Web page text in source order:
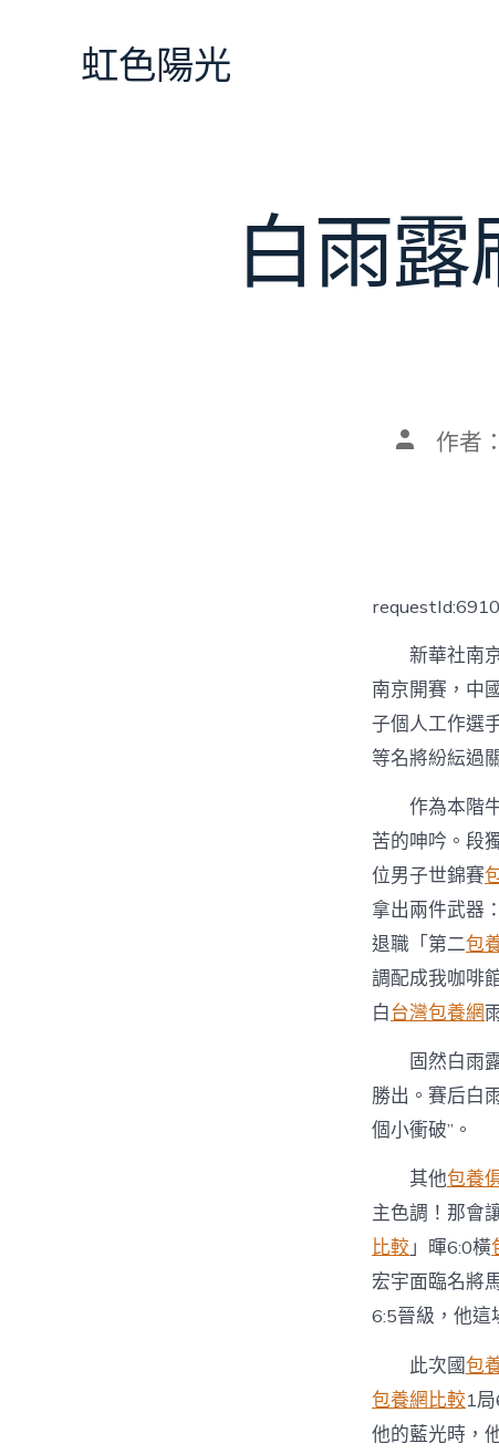
虹色陽光
白雨
文 作者：
新華社南
南京開賽，中
子個人工作選
等名將紛紜過
作為本階
苦的呻吟。段
位男子世錦賽
拿出兩件武器
退職「第二包
調配成我咖啡
白台灣包養網
固然白雨
勝出。賽后白
個小衝破”。
其他包養
主色調！那會
比較」暉6:0橫
宏宇面臨名將
6:5晉級，他這
此次國包
包養網比較1
他的藍光時，